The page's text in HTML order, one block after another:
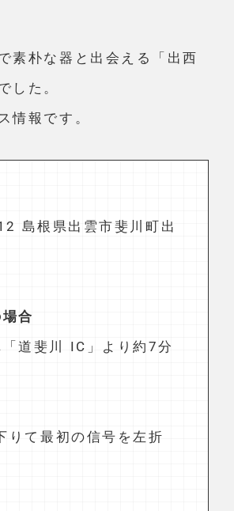
素朴な器と出会える「出西
情報です。
島根県出雲市斐川町出